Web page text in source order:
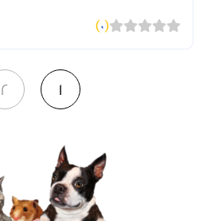
(
0
)
1
2